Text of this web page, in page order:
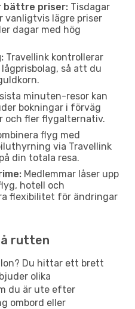
bättre priser: Tisdagar
vanligtvis lägre priser
dagar med hög
Travellink kontrollerar
så att du
minuten-resor kan
bokningar i förväg
och fler flygalternativ.
flyg med
via Travellink
din totala resa.
Medlemmar låser upp
hotell och
flexibilitet för ändringar
rutten
Du hittar ett brett
olika
du är ute efter
ombord eller